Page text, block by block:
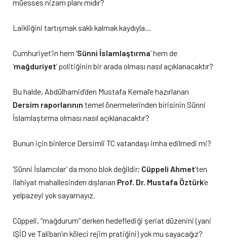
müesses nizam planı mıdır?
Laikliğini tartışmak saklı kalmak kaydıyla…
Cumhuriyet’in hem ‘Sünni İslamlaştırma’ hem de
‘mağduriyet’ politiğinin bir arada olması nasıl açıklanacaktır?
Bu halde, Abdülhamid’den Mustafa Kemal’e hazırlanan
Dersim raporlarının temel önermelerinden birisinin Sünni
İslamlaştırma olması nasıl açıklanacaktır?
Bunun için binlerce Dersimli TC vatandaşı imha edilmedi mi?
‘Sünni İslamcılar’ da mono blok değildir; Cüppeli Ahmet’ten
ilahiyat mahallesinden dışlanan Prof. Dr. Mustafa Öztürk’e
yelpazeyi yok sayamayız.
Cüppeli, “mağdurum” derken hedeflediği şeriat düzenini (yani
IŞİD ve Taliban’ın köleci rejim pratiğini) yok mu sayacağız?